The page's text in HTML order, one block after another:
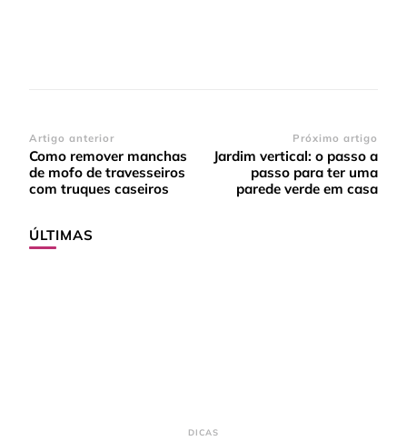
Navegação
de
post
Artigo anterior
Como remover manchas
de mofo de travesseiros
com truques caseiros
Próximo artigo
Jardim vertical: o passo a
passo para ter uma
parede verde em casa
ÚLTIMAS
DICAS